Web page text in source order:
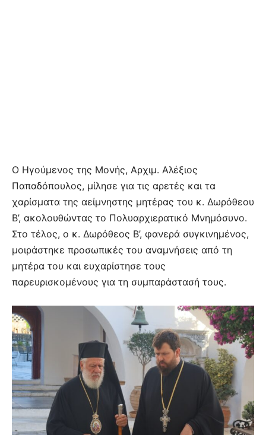
Ο Ηγούμενος της Μονής, Αρχιμ. Αλέξιος
Παπαδόπουλος, μίλησε για τις αρετές και τα
χαρίσματα της αείμνηστης μητέρας του κ. Δωρόθεου
Β’, ακολουθώντας το Πολυαρχιερατικό Μνημόσυνο.
Στο τέλος, ο κ. Δωρόθεος Β’, φανερά συγκινημένος,
μοιράστηκε προσωπικές του αναμνήσεις από τη
μητέρα του και ευχαρίστησε τους
παρευρισκομένους για τη συμπαράστασή τους.